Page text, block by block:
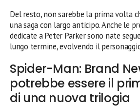
Del resto, non sarebbe la prima volta
una saga con largo anticipo. Anche le
dedicate a Peter Parker sono nate
lungo termine, evolvendo il
Spider-Man: Brand
potrebbe essere il
di una nuova trilogia